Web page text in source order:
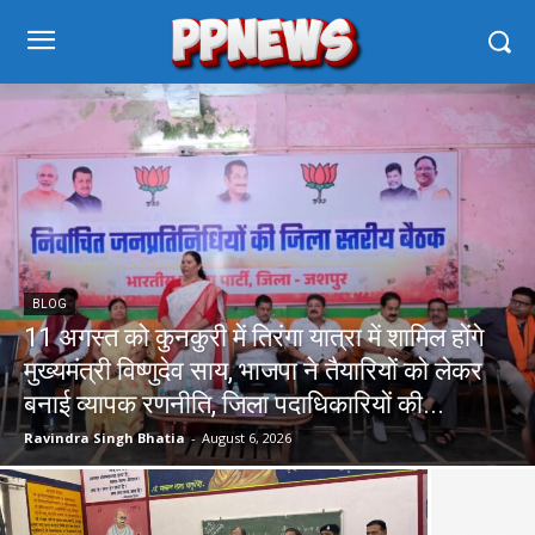
BLOG
11 अगस्त को कुनकुरी में तिरंगा यात्रा में शामिल होंगे
मुख्यमंत्री विष्णुदेव साय, भाजपा ने तैयारियों को लेकर
बनाई व्यापक रणनीति, जिला पदाधिकारियों की...
Ravindra Singh Bhatia - August 6, 2026